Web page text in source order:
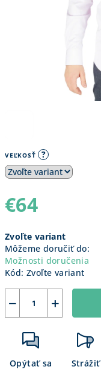
VEĽKOSŤ ?
€64
cena:
Zvoľte variant
Môžeme doručiť do:
Možnosti doručenia
Kód: Zvoľte variant
+
−
Opýtať sa Strážiť